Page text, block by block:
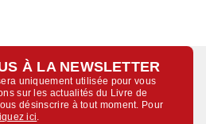
À LA NEWSLETTER
uniquement utilisée pour vous
sur les actualités du Livre de
désinscrire à tout moment. Pour
ici